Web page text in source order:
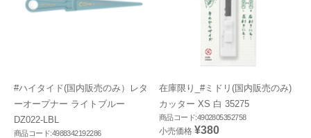
#ハイタイド(国内販売のみ）レタ
ーオープナー ライトブルー
DZ022-LBL
商品コード:4988342192286
在庫限り_#ミドリ(国内販売のみ)
カッター XS 白 35275
商品コード:4902805352758
小売価格 ¥380